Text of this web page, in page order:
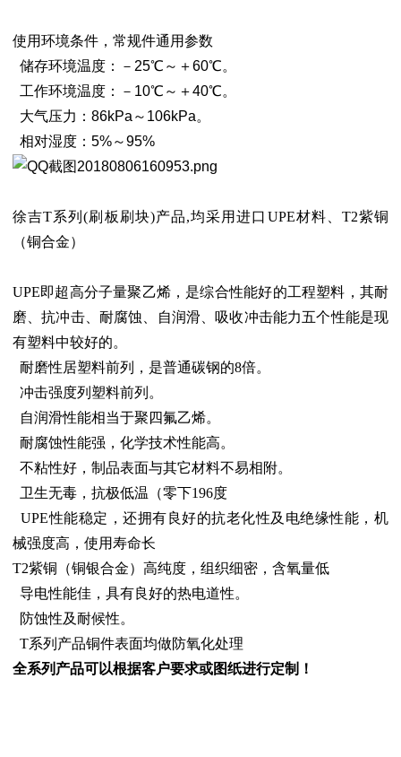
使用环境条件，常规件通用参数
储存环境温度：－25℃～＋60℃。
工作环境温度：－10℃～＋40℃。
大气压力：86kPa～106kPa。
相对湿度：5%～95%
徐吉T系列(刷板刷块)产品,均采用进口UPE材料、T2紫铜
（铜合金）
UPE即超高分子量聚乙烯，是综合性能好的工程塑料，其耐
磨、抗冲击、耐腐蚀、自润滑、吸收冲击能力五个性能是现
有塑料中较好的。
耐磨性居塑料前列，是普通碳钢的8倍。
冲击强度列塑料前列。
自润滑性能相当于聚四氟乙烯。
耐腐蚀性能强，化学技术性能高。
不粘性好，制品表面与其它材料不易相附。
卫生无毒，抗极低温（零下196度
UPE性能稳定，还拥有良好的抗老化性及电绝缘性能，机
械强度高，使用寿命长
T2紫铜（铜银合金）高纯度，组织细密，含氧量低
导电性能佳，具有良好的热电道性。
防蚀性及耐候性。
T系列产品铜件表面均做防氧化处理
全系列产品可以根据客户要求或图纸进行定制！